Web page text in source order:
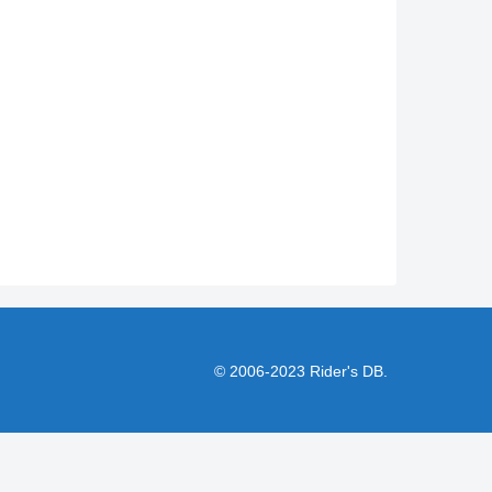
© 2006-2023 Rider's DB.